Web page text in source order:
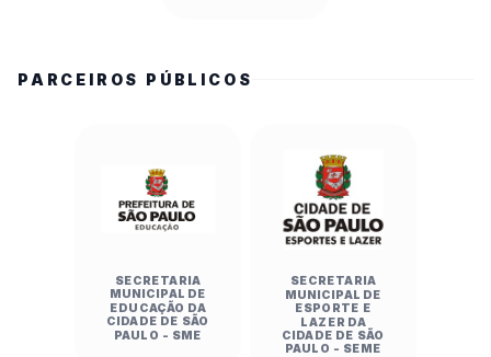
PARCEIROS PÚBLICOS
SECRETARIA
MUNICIPAL DE
EDUCAÇÃO DA
CIDADE DE SÃO
PAULO - SME
SECRETARIA
MUNICIPAL DE
ESPORTE E
LAZER DA
CIDADE DE SÃO
PAULO - SEME